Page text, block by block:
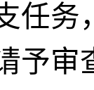
任务
予审